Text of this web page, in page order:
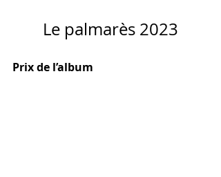
Le palmarès 2023
Prix de l’album